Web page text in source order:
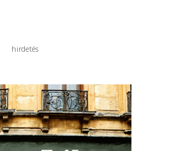
hirdetés